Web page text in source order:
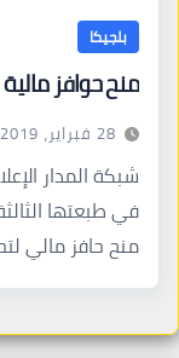
بلجيكا
منح حوافز مالية للباحثين عن عمل في والوانيا
28 فبراير، 2019
شبكة المدار
في طبعتها
منح حافز مالي